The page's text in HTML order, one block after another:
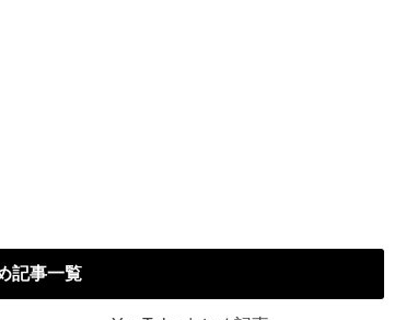
記事一覧